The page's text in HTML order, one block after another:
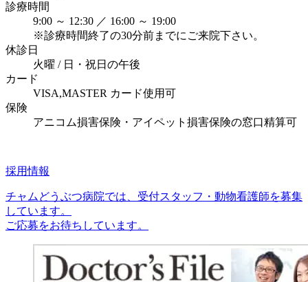
診療時間
9:00 ～ 12:30 ／ 16:00 ～ 19:00
※診療時間終了の30分前までにご来院下さい。
休診日
火曜 / 日・祝日の午後
カード
VISA,MASTER カード使用可
保険
アニコム損害保険・アイペット損害保険の窓口精算可
採用情報
チャムどうぶつ病院では、受付スタッフ・動物看護師を募集
しています。
ご応募をお待ちしています。